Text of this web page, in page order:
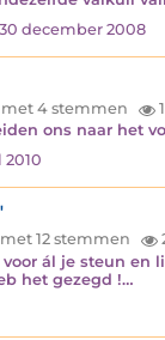
30 december 2008
met 4 stemmen
ons naar het
2010
met 12 stemmen
ál je steun en
het gezegd !…